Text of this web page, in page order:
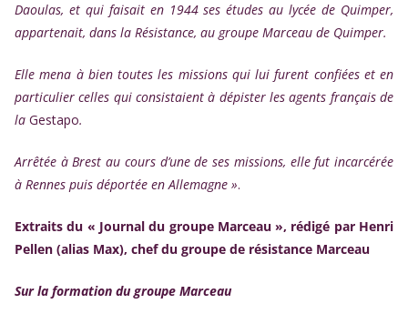
Daoulas, et qui faisait en 1944 ses études au lycée de Quimper,
appartenait, dans la Résistance, au groupe Marceau de Quimper.
Elle mena à bien toutes les missions qui lui furent confiées et en
particulier celles qui consistaient à dépister les agents français de
la Gestapo.
Arrêtée à Brest au cours d’une de ses missions, elle fut incarcérée
à Rennes puis déportée en Allemagne ».
Extraits du « Journal du groupe Marceau », rédigé par Henri
Pellen (alias Max), chef du groupe de résistance Marceau
Sur la formation du groupe Marceau